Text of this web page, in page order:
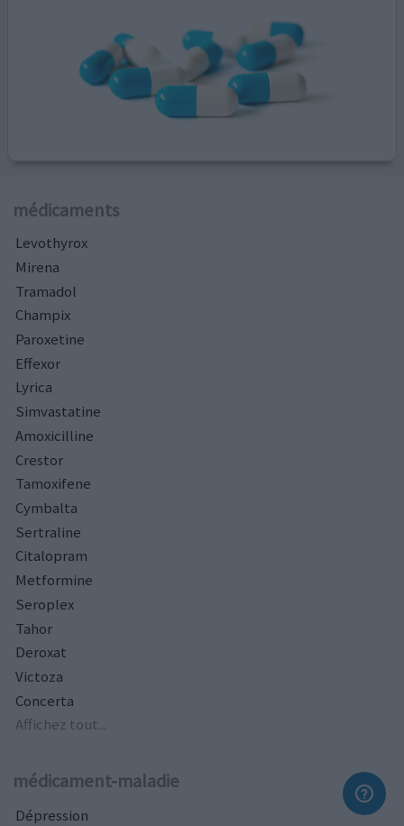
médicaments
Levothyrox
Mirena
Tramadol
Champix
Paroxetine
Effexor
Lyrica
Simvastatine
Amoxicilline
Crestor
Tamoxifene
Cymbalta
Sertraline
Citalopram
Metformine
Seroplex
Tahor
Deroxat
Victoza
Concerta
Affichez tout...
médicament-maladie
Dépression